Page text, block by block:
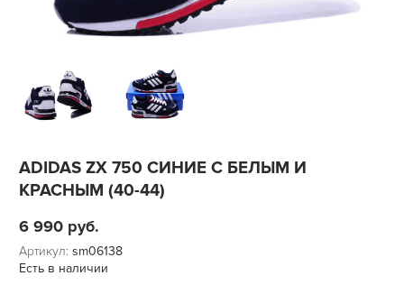
ADIDAS ZX 750 СИНИЕ С БЕЛЫМ И
КРАСНЫМ (40-44)
6 990 руб.
Артикул: sm06138
Есть в наличии